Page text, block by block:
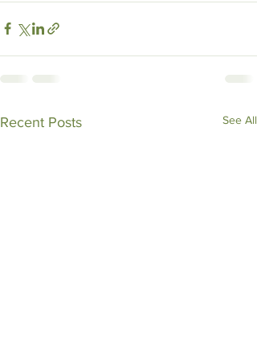
Recent Posts See All